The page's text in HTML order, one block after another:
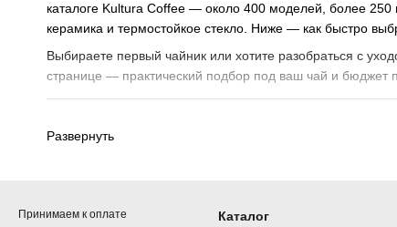
каталоге Kultura Coffee — около 400 моделей, более 250
керамика и термостойкое стекло. Ниже — как быстро
Выбираете первый чайник или хотите разобраться с
странице — практический подбор под ваш чай и бюджет
Развернуть
Принимаем к оплате Каталог